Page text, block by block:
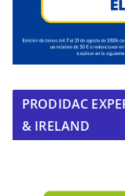
PRODIDAC
& IRELAND